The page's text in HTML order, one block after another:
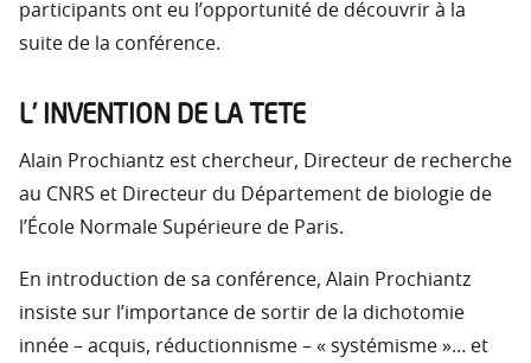
participants ont eu l’opportunité de découvrir à la
suite de la conférence.
L’ INVENTION DE LA TETE
Alain Prochiantz est chercheur, Directeur de recherche
au CNRS et Directeur du Département de biologie de
l’École Normale Supérieure de Paris.
En introduction de sa conférence, Alain Prochiantz
insiste sur l’importance de sortir de la dichotomie
innée – acquis, réductionnisme – « systémisme »… et